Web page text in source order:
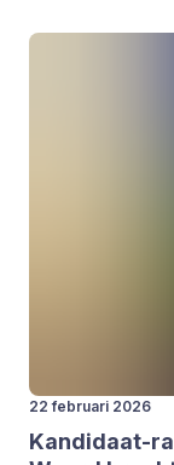
22 februari 2026
Kan­di­daat-